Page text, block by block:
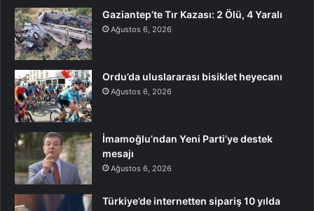
Gaziantep’te Tır Kazası: 2 Ölü, 4 Yaralı
Ağustos 6, 2026
Ordu’da uluslararası bisiklet heyecanı
Ağustos 6, 2026
İmamoğlu’ndan Yeni Parti’ye destek
mesajı
Ağustos 6, 2026
Türkiye’de internetten sipariş 10 yılda